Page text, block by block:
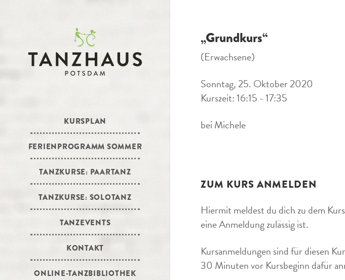
KURSPLAN
FERIENPROGRAMM SOMMER
TANZKURSE: PAARTANZ
TANZKURSE: SOLOTANZ
TANZEVENTS
KONTAKT
ONLINE-TANZBIBLIOTHEK
„Grundkurs“
(Erwachsene)
Sonntag, 25. Oktober 2020
Kurszeit: 16:15 - 17:35
bei Michele
ZUM KURS ANMELDEN
Hiermit meldest du dich zu dem
eine Anmeldung zulässig ist.
Kursanmeldungen sind für diesen
30 Minuten vor Kursbeginn dafür